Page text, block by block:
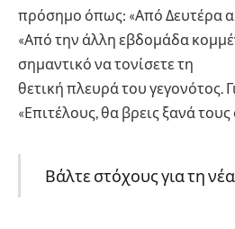
πρόσημο όπως: «Από Δευτέρα
«Από την άλλη εβδομάδα
σημαντικό να τονίσετε τη
θετική πλευρά του γεγονότος.
«Επιτέλους, θα βρεις ξανά
Βάλτε στόχους για τη